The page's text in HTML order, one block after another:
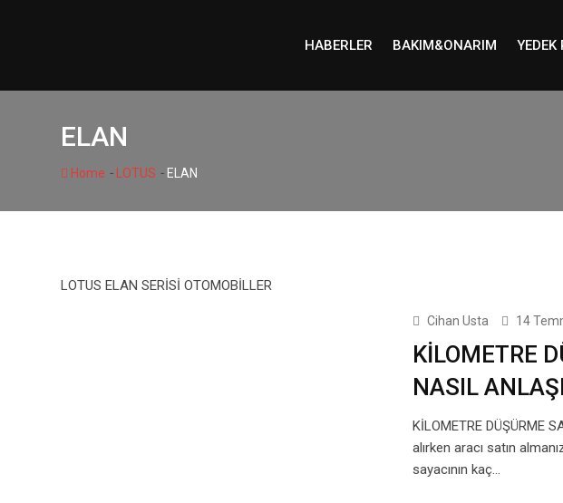
HABERLER BAKIM&ONARIM YEDEK
ELAN
Home - LOTUS - ELAN
LOTUS ELAN SERİSİ OTOMOBİLLER
Cihan Usta 14
KİLOMETRE
NASIL
KİLOMETRE DÜŞÜRME
alırken aracı satın
sayacının kaç…